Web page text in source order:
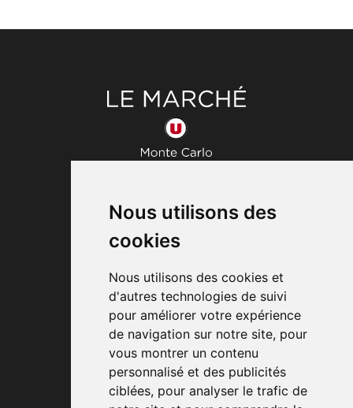
Nous utilisons des
cookies
Nous utilisons des cookies et
d'autres technologies de suivi
pour améliorer votre expérience
de navigation sur notre site, pour
vous montrer un contenu
personnalisé et des publicités
ciblées, pour analyser le trafic de
98000MONACO
Marché U
30, bd Princesse Charlotte
98000 MONACO
(+377) 93 50 68 60
Aperto dalle 8:30 alle 20:00
dal lunedì al sabato